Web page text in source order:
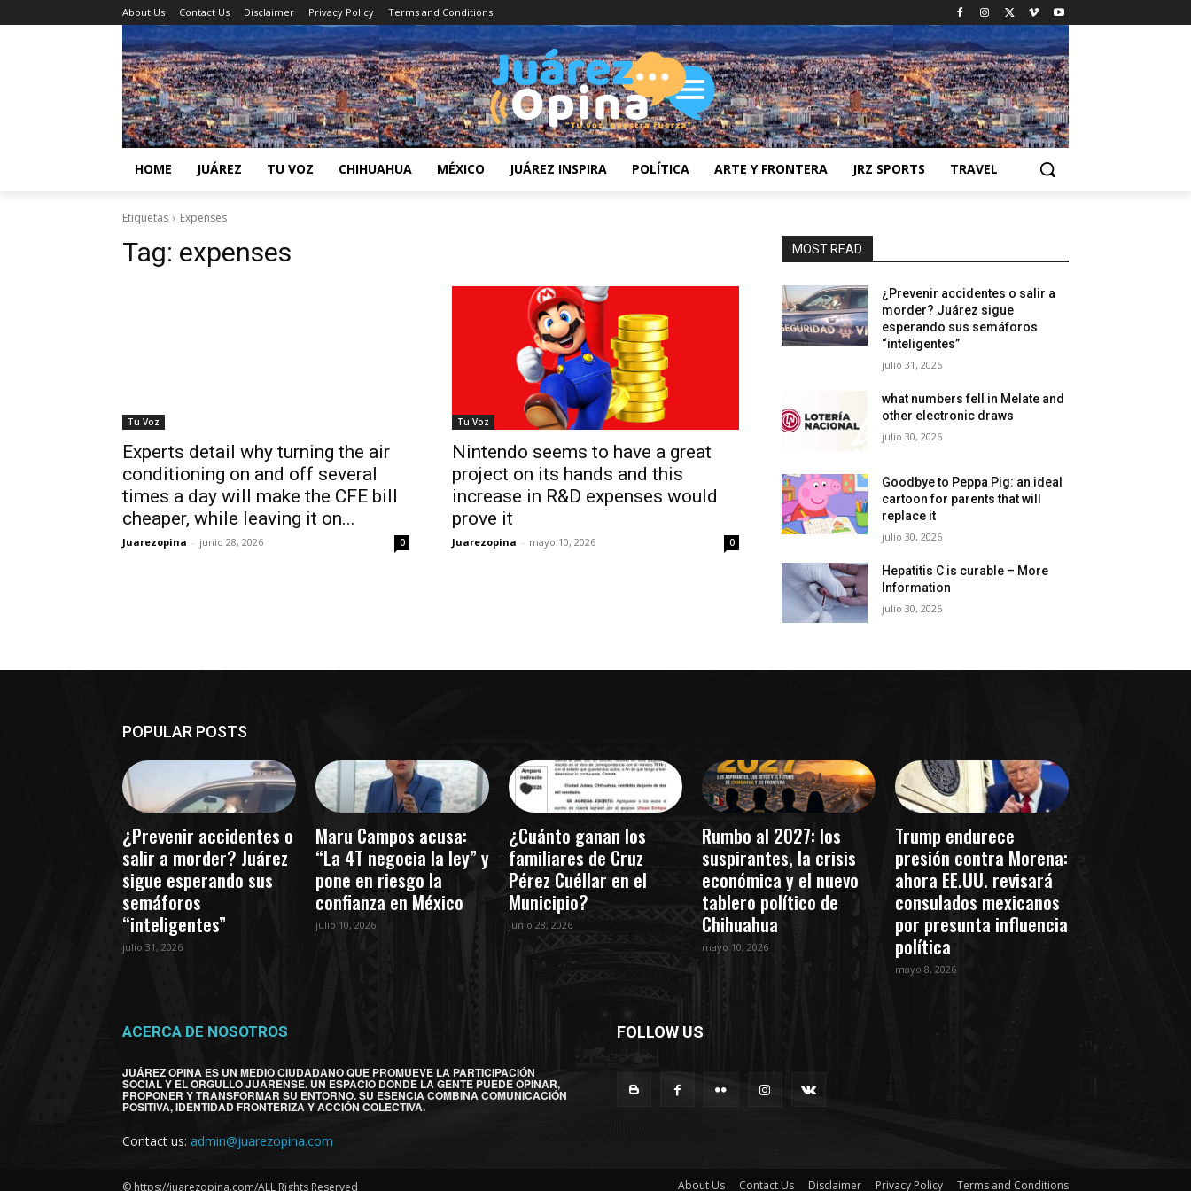
About Us Contact Us Disclaimer Privacy Policy Terms and Conditions
HOME JUÁREZ TU VOZ CHIHUAHUA MÉXICO JUÁREZ INSPIRA POLÍTICA ARTE Y FRONTERA JRZ SPORTS TRAVEL
Etiquetas Expenses
Tag: expenses
Tu Voz
Experts detail why turning the air
conditioning on and off several
times a day will make the CFE bill
cheaper, while leaving it on...
Juarezopina - junio 28, 2026 0
Tu Voz
Nintendo seems to have a great
project on its hands and this
increase in R&D expenses would
prove it
Juarezopina - mayo 10, 2026 0
MOST READ
¿Prevenir accidentes o salir a
morder? Juárez sigue
esperando sus semáforos
“inteligentes”
julio 31, 2026
what numbers fell in Melate and
other electronic draws
julio 30, 2026
Goodbye to Peppa Pig: an ideal
cartoon for parents that will
replace it
julio 30, 2026
Hepatitis C is curable – More
Information
julio 30, 2026
POPULAR POSTS
¿Prevenir accidentes o
salir a morder? Juárez
sigue esperando sus
semáforos
“inteligentes”
julio 31, 2026
Maru Campos acusa:
“La 4T negocia la ley” y
pone en riesgo la
confianza en México
julio 10, 2026
¿Cuánto ganan los
familiares de Cruz
Pérez Cuéllar en el
Municipio?
junio 28, 2026
Rumbo al 2027: los
suspirantes, la crisis
económica y el nuevo
tablero político de
Chihuahua
mayo 10, 2026
Trump endurece
presión contra Morena:
ahora EE.UU. revisará
consulados mexicanos
por presunta influencia
política
mayo 8, 2026
ACERCA DE NOSOTROS
JUÁREZ OPINA ES UN MEDIO CIUDADANO QUE PROMUEVE LA PARTICIPACIÓN
SOCIAL Y EL ORGULLO JUARENSE. UN ESPACIO DONDE LA GENTE PUEDE OPINAR,
PROPONER Y TRANSFORMAR SU ENTORNO. SU ESENCIA COMBINA COMUNICACIÓN
POSITIVA, IDENTIDAD FRONTERIZA Y ACCIÓN COLECTIVA.
Contact us: admin@juarezopina.com
FOLLOW US
© https://juarezopina.com/ALL Rights Reserved About Us Contact Us Disclaimer Privacy Policy Terms and Conditions